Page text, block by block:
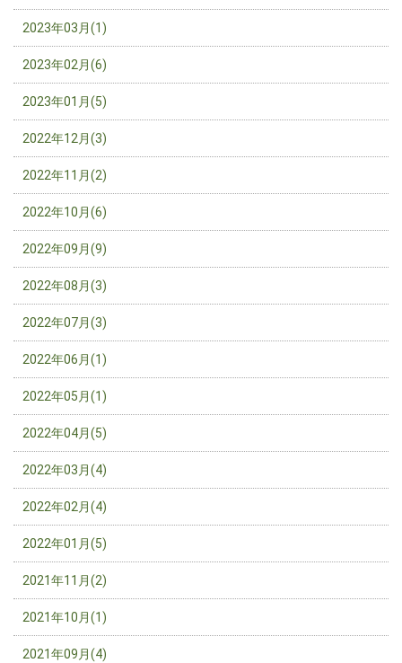
2023年03月(1)
2023年02月(6)
2023年01月(5)
2022年12月(3)
2022年11月(2)
2022年10月(6)
2022年09月(9)
2022年08月(3)
2022年07月(3)
2022年06月(1)
2022年05月(1)
2022年04月(5)
2022年03月(4)
2022年02月(4)
2022年01月(5)
2021年11月(2)
2021年10月(1)
2021年09月(4)